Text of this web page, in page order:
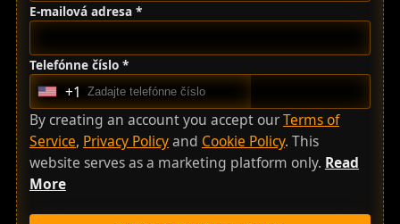
E-mailová adresa *
Telefónne číslo *
U
n
i
t
e
+1
By creating an account you accept ourTerms of
Service, Privacy Policyand Cookie Policy. This
website serves as a marketing platform only. Read
More